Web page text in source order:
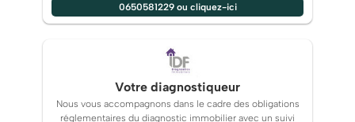
0650581229 ou cliquez-ici
Votre diagnostiqueur
Nous vous accompagnons dans le cadre des obligations
réglementaires du diagnostic immobilier avec un suivi